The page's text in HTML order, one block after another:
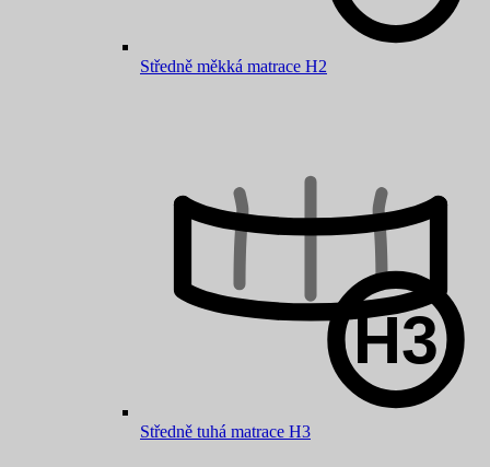
Středně měkká matrace H2
Středně tuhá matrace H3